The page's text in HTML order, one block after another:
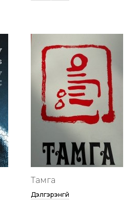
Тамга
Дэлгэрэнгүй